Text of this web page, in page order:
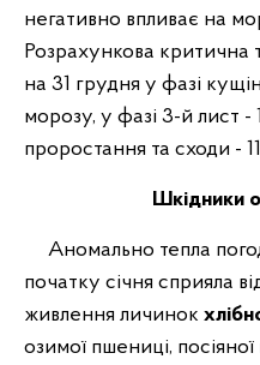
негативно впливає на
Розрахункова критична
на 31 грудня у фазі
морозу, у фазі 3-й лист -
проростання та сходи -
Шкідники
Аномально тепла
початку січня сприяла
живлення личинок
озимої пшениці,